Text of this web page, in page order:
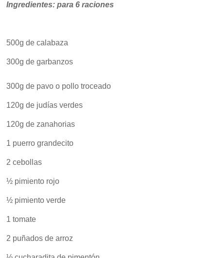
Ingredientes: para 6 raciones
500g de calabaza
300g de garbanzos
300g de pavo o pollo troceado
120g de judías verdes
120g de zanahorias
1 puerro grandecito
2 cebollas
½ pimiento rojo
½ pimiento verde
1 tomate
2 puñados de arroz